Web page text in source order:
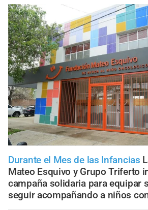
Durante el Mes de las Infancias
Mateo Esquivo y Grupo Triferto
campaña solidaria para equipar
seguir acompañando a niños